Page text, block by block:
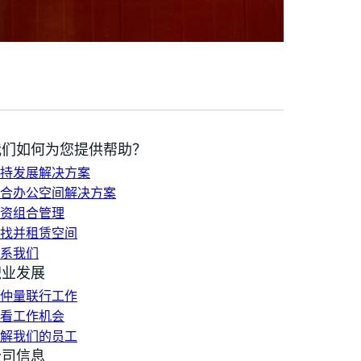
如何为您提供帮助？
发展解决方案
办公空间解决方案
组合管理
并租赁空间
我们
发展
量联行工作
工作机会
我们的员工
信息